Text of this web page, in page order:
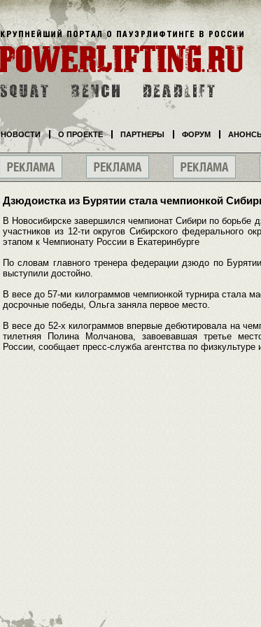
Дзюдоистка из Бурятии стала чемпионкой
В Новосибирске завершился чемпионат Сибири по борьбе
участников из 12-ти округов Сибирского федерального
этапом к Чемпионату России в Екатеринбурге
По словам главного тренера федерации дзюдо по
выступили достойно.
В весе до 57-ми килограммов чемпионкой турнира стала
досрочные победы, Ольга заняла первое место.
В весе до 52-х килограммов впервые дебютировала на
тилетняя Полина Молчанова, завоевавшая третье
России, сообщает пресс-служба агентства по физкультуре
НОВОСТИ О ПРОЕКТЕ ПАРТНЕРЫ ФОРУМ